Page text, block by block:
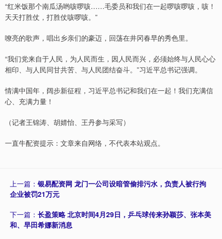
“红米饭那个南瓜汤哟咳啰咳……毛委员和我们在一起啰咳啰咳，咳！
天天打胜仗，打胜仗咳啰咳。”
嘹亮的歌声，唱出乡亲们的豪迈，回荡在井冈春早的秀色里。
“我们党来自于人民，为人民而生，因人民而兴，必须始终与人民心心
相印、与人民同甘共苦、与人民团结奋斗。”习近平总书记强调。
情满中国年，阔步新征程，习近平总书记和我们在一起！我们充满信
心、充满力量！
（记者王锦涛、胡婧怡、王丹参与采写）
一直牛配资提示：文章来自网络，不代表本站观点。
上一篇： 银易配资网 龙门一公司设暗管偷排污水，负责人被行拘
企业被罚21万元
下一篇： 长盈策略 北京时间4月29日，乒乓球传来孙颖莎、张本美
和、早田希娜新消息